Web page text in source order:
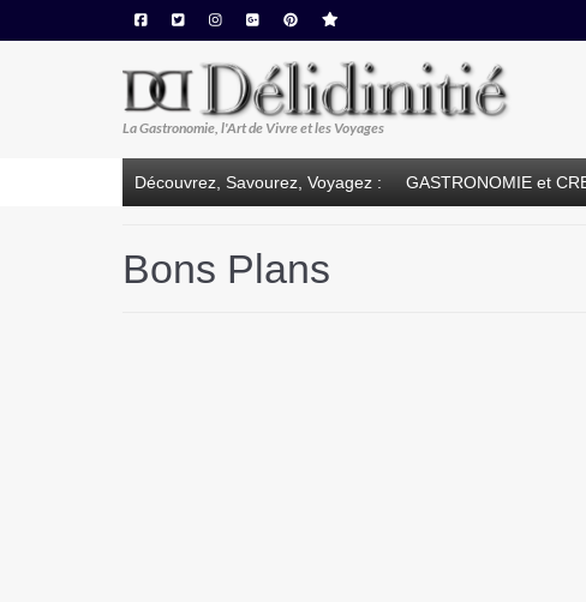
La Gastronomie, l'Art de Vivre et les Voyages
Découvrez, Savourez, Voyagez : GASTRONOMIE et
Bons Plans